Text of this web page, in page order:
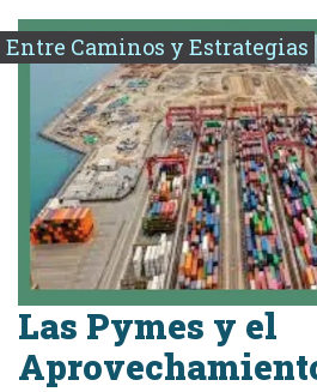
Entre Caminos y Estrategias
Las Pymes y el